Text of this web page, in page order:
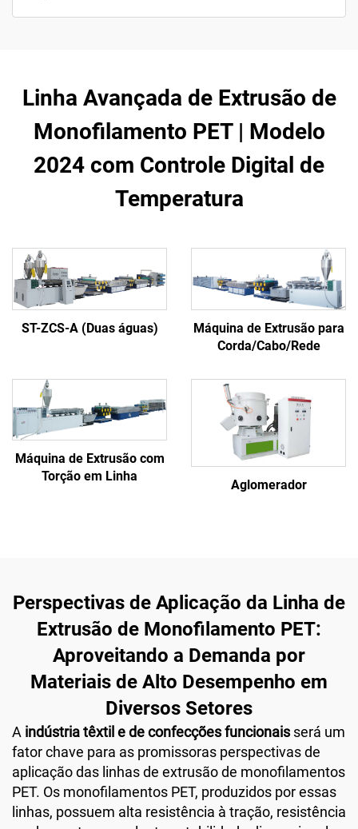
Linha Avançada de Extrusão de
Monofilamento PET | Modelo
2024 com Controle Digital de
Temperatura
ST-ZCS-A (Duas águas)
Máquina de Extrusão para
Corda/Cabo/Rede
Máquina de Extrusão com
Torção em Linha
Aglomerador
Perspectivas de Aplicação da Linha de
Extrusão de Monofilamento PET:
Aproveitando a Demanda por
Materiais de Alto Desempenho em
Diversos Setores
A indústria têxtil e de confecções funcionaisserá um
fator chave para as promissoras perspectivas de
aplicação das linhas de extrusão de monofilamentos
PET. Os monofilamentos PET, produzidos por essas
linhas, possuem alta resistência à tração, resistência